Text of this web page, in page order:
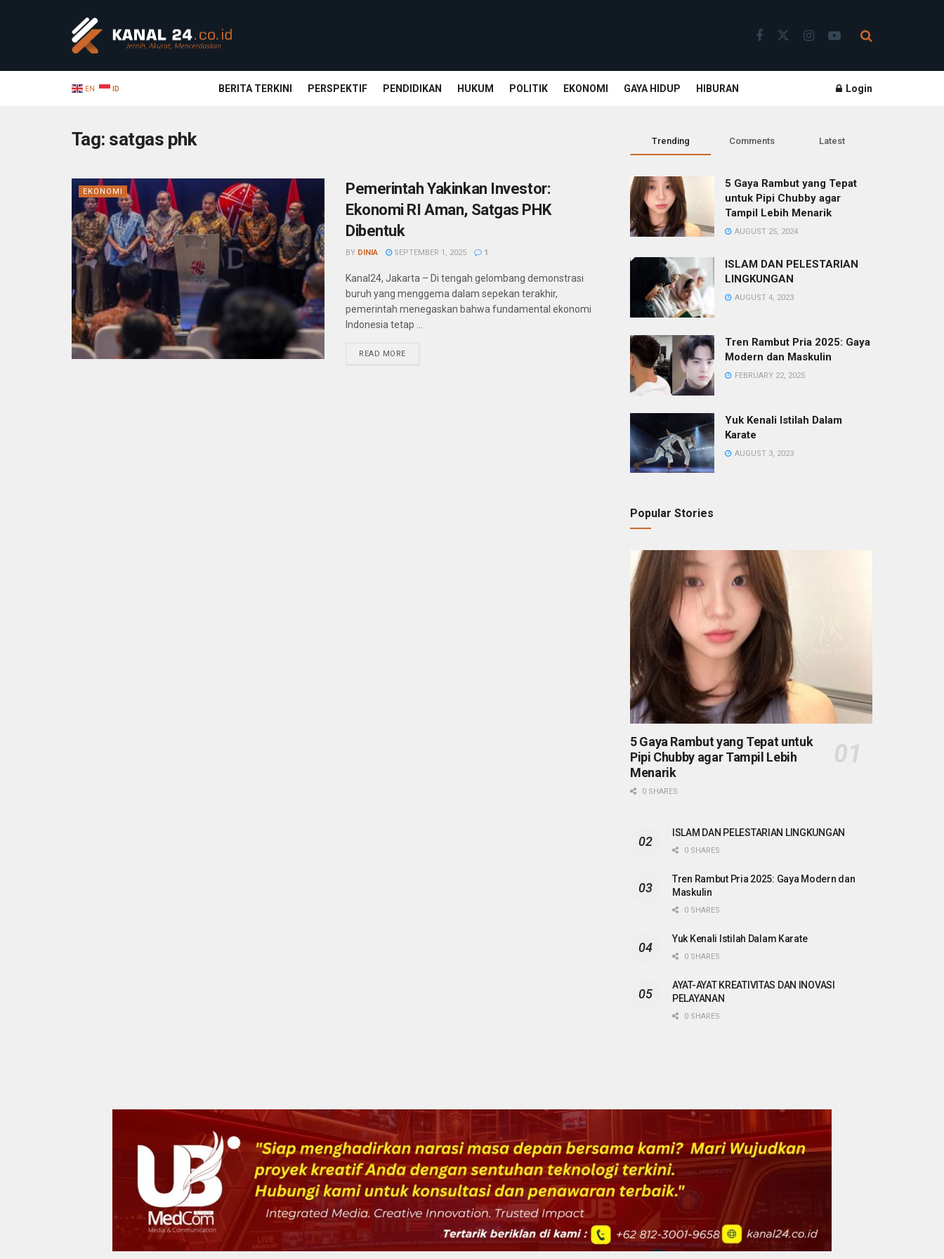
EN ID BERITA TERKINI PERSPEKTIF PENDIDIKAN HUKUM POLITIK EKONOMI GAYA HIDUP HIBURAN Login
Tag: satgas phk
EKONOMI
Pemerintah Yakinkan Investor:
Ekonomi RI Aman, Satgas PHK
Dibentuk
BY DINIA SEPTEMBER 1, 2025 1
Kanal24, Jakarta – Di tengah gelombang demonstrasi
buruh yang menggema dalam sepekan terakhir,
pemerintah menegaskan bahwa fundamental ekonomi
Indonesia tetap ...
READ MORE
Trending Comments Latest
5 Gaya Rambut yang Tepat
untuk Pipi Chubby agar
Tampil Lebih Menarik
AUGUST 25, 2024
ISLAM DAN PELESTARIAN
LINGKUNGAN
AUGUST 4, 2023
Tren Rambut Pria 2025: Gaya
Modern dan Maskulin
FEBRUARY 22, 2025
Yuk Kenali Istilah Dalam
Karate
AUGUST 3, 2023
Popular Stories
5 Gaya Rambut yang Tepat untuk
Pipi Chubby agar Tampil Lebih
Menarik
0 SHARES
ISLAM DAN PELESTARIAN LINGKUNGAN
0 SHARES
Tren Rambut Pria 2025: Gaya Modern dan
Maskulin
0 SHARES
Yuk Kenali Istilah Dalam Karate
0 SHARES
AYAT-AYAT KREATIVITAS DAN INOVASI
PELAYANAN
0 SHARES